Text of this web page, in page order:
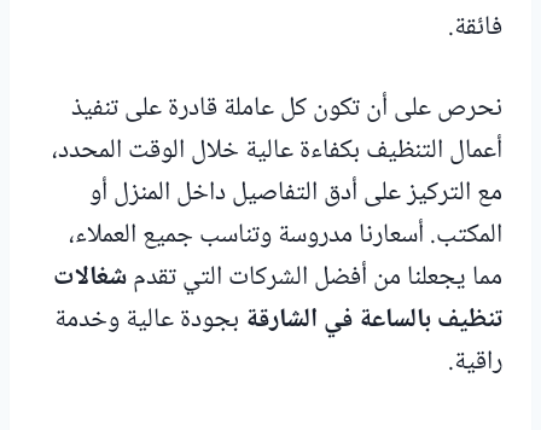
فائقة.
نحرص على أن تكون كل عاملة قادرة على تنفيذ
أعمال التنظيف بكفاءة عالية خلال الوقت المحدد،
مع التركيز على أدق التفاصيل داخل المنزل أو
المكتب. أسعارنا مدروسة وتناسب جميع العملاء،
مما يجعلنا من أفضل الشركات التي تقدمشغالات
تنظيف بالساعة في الشارقة بجودة عالية وخدمة
راقية.